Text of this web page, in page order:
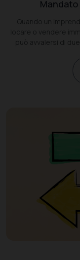
Mandato
Quando un
locare o vendere
può avvalersi di